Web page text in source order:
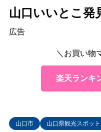
山口いいとこ発
広告
＼お買い物
楽天ランキ
山口市 山口県観光スポット
錦鶏の滝とは
錦鶏の滝はどこ？駐
4 錦鶏の滝 詳細